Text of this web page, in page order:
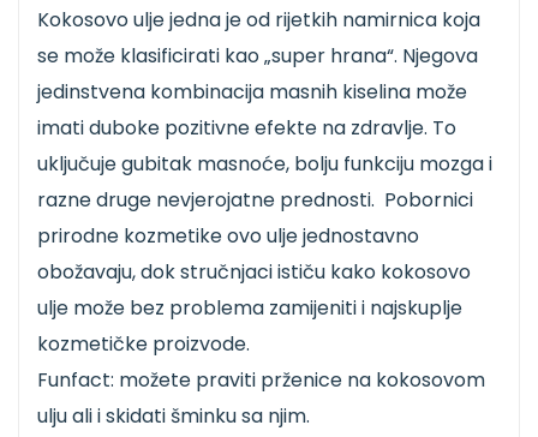
Kokosovo ulje jedna je od rijetkih namirnica koja
se može klasificirati kao „super hrana“. Njegova
jedinstvena kombinacija masnih kiselina može
imati duboke pozitivne efekte na zdravlje. To
uključuje gubitak masnoće, bolju funkciju mozga i
razne druge nevjerojatne prednosti. Pobornici
prirodne kozmetike ovo ulje jednostavno
obožavaju, dok stručnjaci ističu kako kokosovo
ulje može bez problema zamijeniti i najskuplje
kozmetičke proizvode.
Funfact: možete praviti prženice na kokosovom
ulju ali i skidati šminku sa njim.